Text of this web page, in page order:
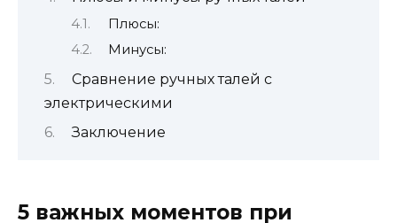
Плюсы:
Минусы:
Сравнение ручных талей с
электрическими
Заключение
5 важных моментов при